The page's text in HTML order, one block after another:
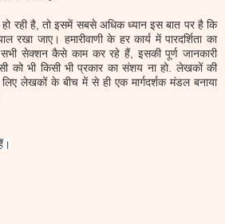
रही है, तो इसमें सबसे अधिक ध्यान इस बात पर है कि
रखा जाए। हमारीवाणी के हर कार्य में पारदर्शिता का
सेक्शन कैसे काम कर रहे हैं, इसकी पूर्ण जानकारी
को भी किसी भी प्रकार का संशय ना हो. लेखकों की
लेखकों के बीच में से ही एक मार्गदर्शक मंडल बनाया